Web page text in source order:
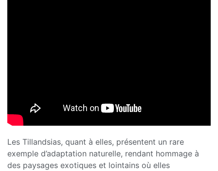
Les Tillandsias, quant à elles, présentent un rare
exemple d’adaptation naturelle, rendant hommage à
des paysages exotiques et lointains où elles